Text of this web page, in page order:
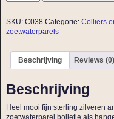
SKU: C038 Categorie: Colliers
zoetwaterparels
Beschrijving Reviews (0)
Beschrijving
Heel mooi fijn sterling zilveren
zoetwaterparel bolletje als